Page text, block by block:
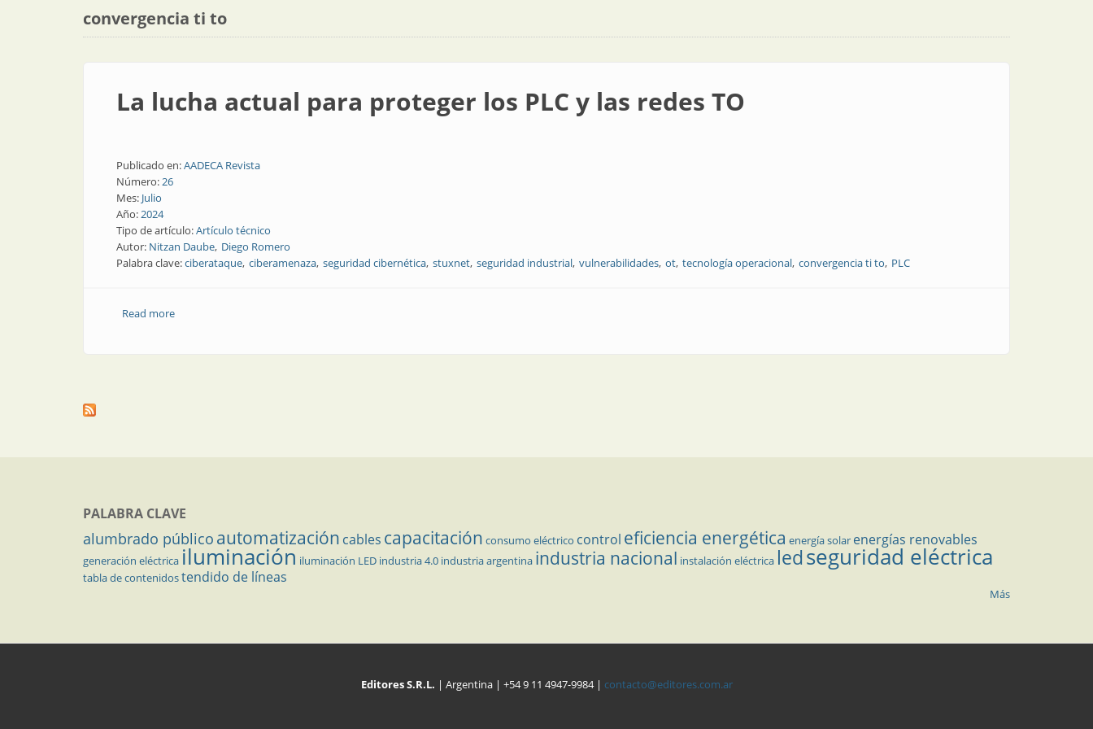
convergencia ti to
La lucha actual para proteger los PLC y las redes TO
Publicado en:AADECA Revista
Número:26
Mes: Julio
Año:2024
Tipo de artículo:Artículo técnico
Autor: Nitzan Daube Diego Romero
Palabra clave:ciberataque ciberamenaza seguridad cibernética stuxnet seguridad industrial vulnerabilidades ot tecnología operacional convergencia ti to PLC
Read moreabout La lucha actual para proteger los PLC y las redes TO
PALABRA CLAVE
alumbrado público automatización cables capacitación consumo eléctrico control eficiencia energética energía solar energías renovables
generación eléctrica iluminación iluminación LED industria 4.0 industria argentina industria nacional instalación eléctrica ledseguridad eléctrica
tabla de contenidostendido de líneas
Más
Editores S.R.L. | Argentina | +54 9 11 4947-9984 | contacto@editores.com.ar